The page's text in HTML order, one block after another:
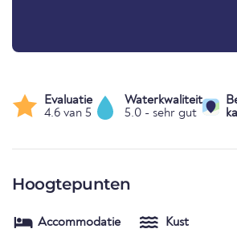
Evaluatie
4.6 van 5
Waterkwaliteit
5.0 - sehr gut
Hoogtepunten
Accommodatie Kust